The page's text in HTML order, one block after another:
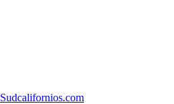
Sudcalifornios.com